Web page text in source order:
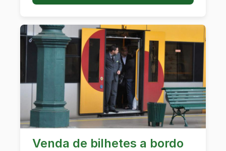
Venda de bilhetes a bordo